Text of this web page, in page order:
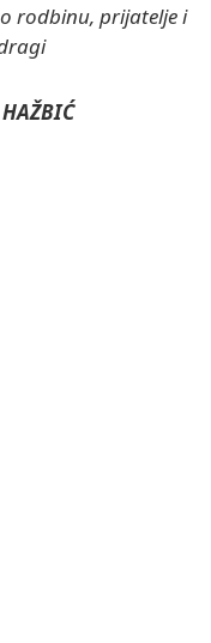
rodbinu, prijatelje i